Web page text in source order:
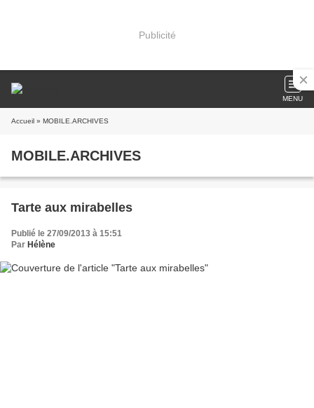
Publicité
MENU
Accueil » MOBILE.ARCHIVES
MOBILE.ARCHIVES
Tarte aux mirabelles
Publié le 27/09/2013 à 15:51
Par Hélène